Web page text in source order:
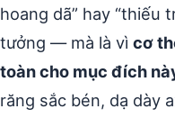
hoang dã” hay “thiếu
tưởng — mà là vì cơ
toàn cho mục đích
răng sắc bén, dạ dày